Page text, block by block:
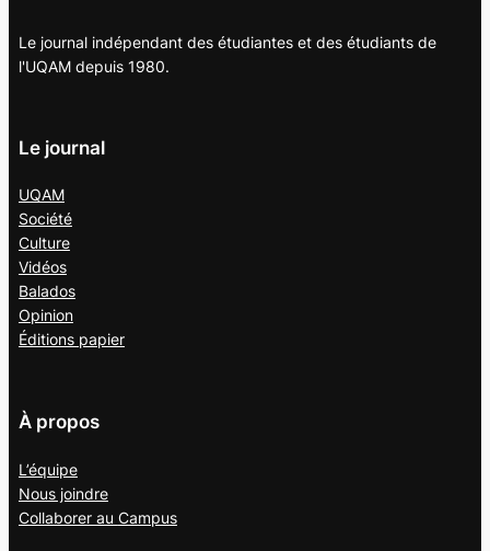
Le journal indépendant des étudiantes et des étudiants de
l'UQAM depuis 1980.
Le journal
UQAM
Société
Culture
Vidéos
Balados
Opinion
Éditions papier
À propos
L’équipe
Nous joindre
Collaborer au Campus